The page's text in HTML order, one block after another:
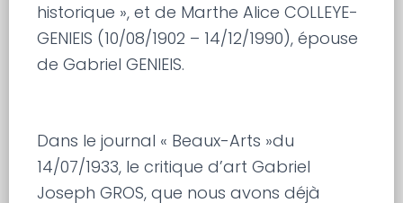
historique », et de Marthe Alice COLLEYE-
GENIEIS (10/08/1902 – 14/12/1990), épouse
de Gabriel GENIEIS.
Dans le journal « Beaux-Arts »du
14/07/1933, le critique d’art Gabriel
Joseph GROS, que nous avons déjà